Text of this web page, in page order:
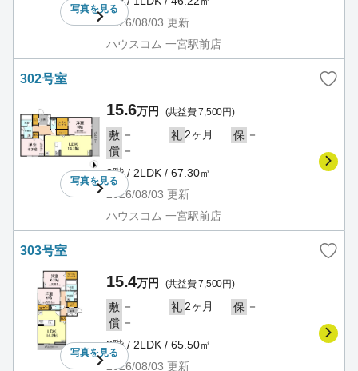
写真を見る
2026/08/03 更新
ハウスコム 一宮駅前店
302号室
写真を見る
15.6万円 (共益費 7,500円)
敷 － 礼2ヶ月 保 －
償 －
3階 / 2LDK / 67.30㎡
2026/08/03 更新
ハウスコム 一宮駅前店
303号室
写真を見る
15.4万円 (共益費 7,500円)
敷 － 礼2ヶ月 保 －
償 －
3階 / 2LDK / 65.50㎡
2026/08/03 更新